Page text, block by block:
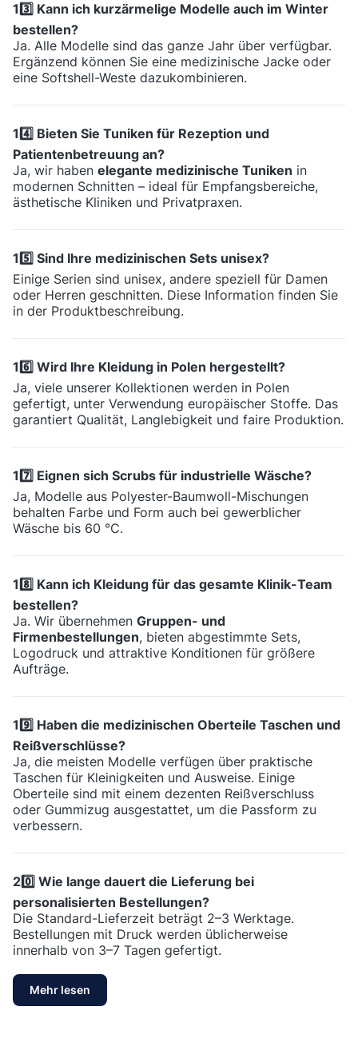
13️⃣ Kann ich kurzärmelige Modelle auch im Winter
bestellen?
Ja. Alle Modelle sind das ganze Jahr über verfügbar.
Ergänzend können Sie eine medizinische Jacke oder
eine Softshell-Weste dazukombinieren.
14️⃣ Bieten Sie Tuniken für Rezeption und
Patientenbetreuung an?
Ja, wir haben elegante medizinische Tuniken in
modernen Schnitten – ideal für Empfangsbereiche,
ästhetische Kliniken und Privatpraxen.
15️⃣ Sind Ihre medizinischen Sets unisex?
Einige Serien sind unisex, andere speziell für Damen
oder Herren geschnitten. Diese Information finden Sie
in der Produktbeschreibung.
16️⃣ Wird Ihre Kleidung in Polen hergestellt?
Ja, viele unserer Kollektionen werden in Polen
gefertigt, unter Verwendung europäischer Stoffe. Das
garantiert Qualität, Langlebigkeit und faire Produktion.
17️⃣ Eignen sich Scrubs für industrielle Wäsche?
Ja, Modelle aus Polyester-Baumwoll-Mischungen
behalten Farbe und Form auch bei gewerblicher
Wäsche bis 60 °C.
18️⃣ Kann ich Kleidung für das gesamte Klinik-Team
bestellen?
Ja. Wir übernehmen Gruppen- und
Firmenbestellungen, bieten abgestimmte Sets,
Logodruck und attraktive Konditionen für größere
Aufträge.
19️⃣ Haben die medizinischen Oberteile Taschen und
Reißverschlüsse?
Ja, die meisten Modelle verfügen über praktische
Taschen für Kleinigkeiten und Ausweise. Einige
Oberteile sind mit einem dezenten Reißverschluss
oder Gummizug ausgestattet, um die Passform zu
verbessern.
20️⃣ Wie lange dauert die Lieferung bei
personalisierten Bestellungen?
Die Standard-Lieferzeit beträgt 2–3 Werktage.
Bestellungen mit Druck werden üblicherweise
innerhalb von 3–7 Tagen gefertigt.
Mehr lesen